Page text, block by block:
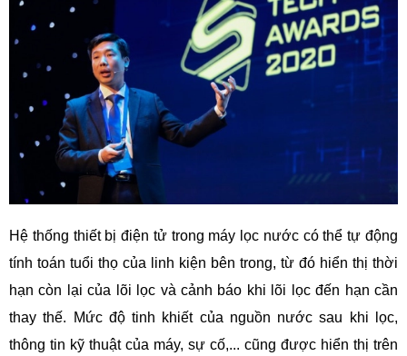
Hệ thống thiết bị điện tử trong máy lọc nước có thể tự động
tính toán tuổi thọ của linh kiện bên trong, từ đó hiển thị thời
hạn còn lại của lõi lọc và cảnh báo khi lõi lọc đến hạn cần
thay thế. Mức độ tinh khiết của nguồn nước sau khi lọc,
thông tin kỹ thuật của máy, sự cố,... cũng được hiển thị trên